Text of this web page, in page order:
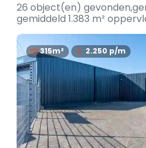
26 object(en)
gemiddeld 1.383 m²
315m² 2.250 p/m